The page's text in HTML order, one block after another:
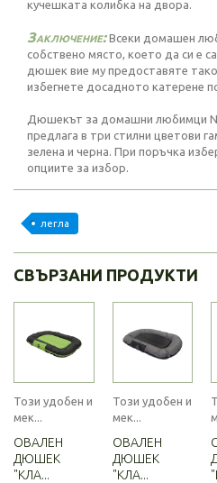
кучешката колибка на двора.
Заключение:Всеки домашен
собствено място, което да си е
дюшек вие му предоставяте
избегнете досадното катерене
Дюшекът за домашни любимци
предлага в три стилни цветови
зелена и черна. При поръчка
опциите за избор.
легла
СВЪРЗАНИ ПРОДУКТИ
Този удобен и
мек...
ОВАЛЕН
ДЮШЕК
"КЛА...
Този удобен и
мек...
ОВАЛЕН
ДЮШЕК
"КЛА...